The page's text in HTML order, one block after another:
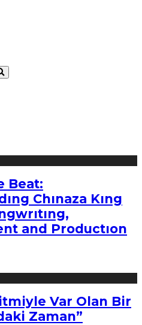
Beat:
Chınaza Kıng
and Productıon
Var Olan Bir
Zaman”